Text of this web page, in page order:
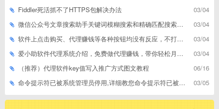
03/04
Fiddler死活抓不了HTTPS包解决办法
03/04
微信公众号文章搜索助手关键词模糊搜索和精确匹配搜索的区别
03/04
软件上点击购买、代理赚钱等各种按钮均没有反应，不打开相应网址怎么解决
03/04
爱小助软件代理系统介绍，免费做代理赚钱，带你轻松月收入过万
06/16
（推荐）代理软件key值写入推广方式图文教程
03/05
命令提示符已被系统管理员停用,详细教您命令提示符已被系统管理员停用怎么办